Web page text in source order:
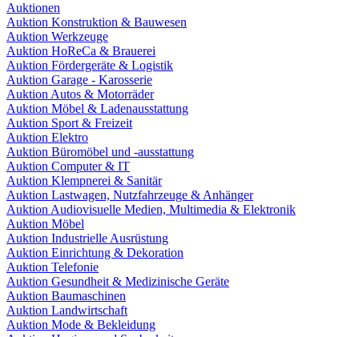
Auktionen
Auktion Konstruktion & Bauwesen
Auktion Werkzeuge
Auktion HoReCa & Brauerei
Auktion Fördergeräte & Logistik
Auktion Garage - Karosserie
Auktion Autos & Motorräder
Auktion Möbel & Ladenausstattung
Auktion Sport & Freizeit
Auktion Elektro
Auktion Büromöbel und -ausstattung
Auktion Computer & IT
Auktion Klempnerei & Sanitär
Auktion Lastwagen, Nutzfahrzeuge & Anhänger
Auktion Audiovisuelle Medien, Multimedia & Elektronik
Auktion Möbel
Auktion Industrielle Ausrüstung
Auktion Einrichtung & Dekoration
Auktion Telefonie
Auktion Gesundheit & Medizinische Geräte
Auktion Baumaschinen
Auktion Landwirtschaft
Auktion Mode & Bekleidung